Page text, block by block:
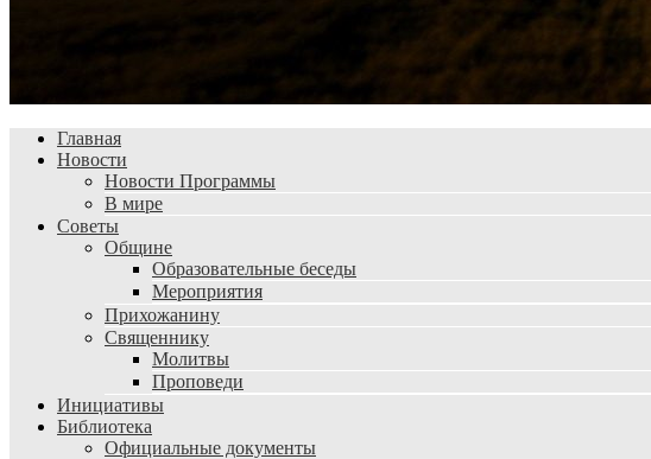
Главная
Новости
Новости Программы
В мире
Советы
Общине
Образовательные беседы
Мероприятия
Прихожанину
Священнику
Молитвы
Проповеди
Инициативы
Библиотека
Официальные документы